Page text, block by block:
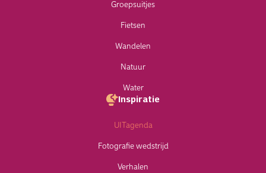
Groepsuitjes
Fietsen
Wandelen
Natuur
Water
Inspiratie
UITagenda
Fotografie wedstrijd
Verhalen